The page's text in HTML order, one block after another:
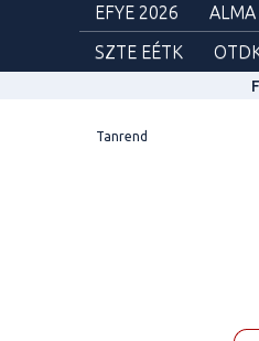
EFYE 2026
ALMA
SZTE EÉTK
Tanrend